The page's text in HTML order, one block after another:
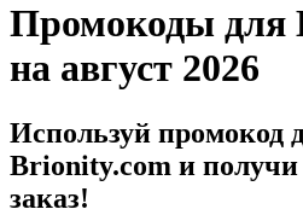
Промокоды для
на август 2026
Используй промокод
Brionity.com и получи
заказ!